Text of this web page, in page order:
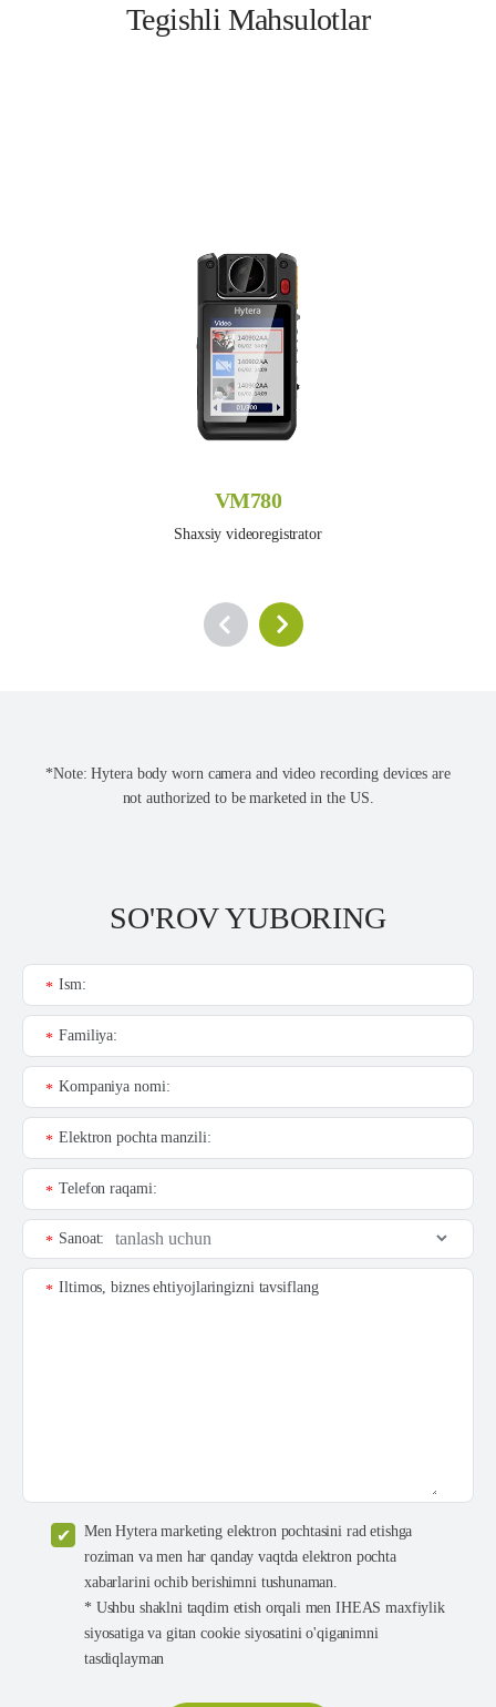
Tegishli Mahsulotlar
VM780
Shaxsiy videoregistrator
*Note: Hytera body worn camera and video recording devices are
not authorized to be marketed in the US.
SO'ROV YUBORING
Ism:
*
Familiya:
*
Kompaniya nomi:
*
Elektron pochta manzili:
*
Telefon raqami:
*
Sanoat:
*
Iltimos, biznes ehtiyojlaringizni tavsiflang
*
Men Hytera marketing elektron pochtasini rad etishga
roziman va men har qanday vaqtda elektron pochta
xabarlarini ochib berishimni tushunaman.
* Ushbu shaklni taqdim etish orqali men IHEAS maxfiylik
siyosatiga va gitan cookie siyosatini o'qiganimni
tasdiqlayman